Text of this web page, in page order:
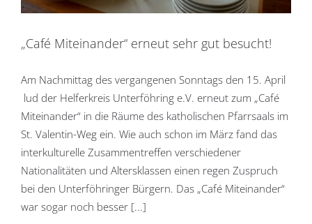
„Café Miteinander“ erneut sehr gut besucht!
Am Nachmittag des vergangenen Sonntags den 15. April
lud der Helferkreis Unterföhring e.V. erneut zum „Café
Miteinander“ in die Räume des katholischen Pfarrsaals im
St. Valentin-Weg ein. Wie auch schon im März fand das
interkulturelle Zusammentreffen verschiedener
Nationalitäten und Altersklassen einen regen Zuspruch
bei den Unterföhringer Bürgern. Das „Café Miteinander“
war sogar noch besser [...]